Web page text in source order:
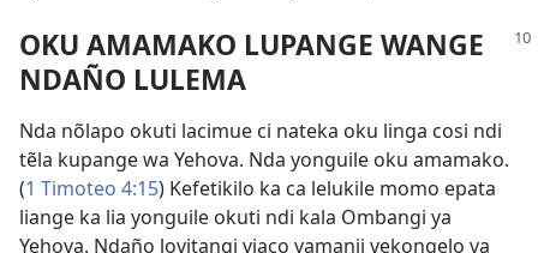
OKU AMAMAKO LUPANGE WANGE
NDAÑO LULEMA
Nda nõlapo okuti lacimue ci nateka oku linga cosi ndi
tẽla kupange wa Yehova. Nda yonguile oku amamako.
(1 Timoteo 4:15) Kefetikilo ka ca lelukile momo epata
liange ka lia yonguile okuti ndi kala Ombangi ya
Yehova. Ndaño lovitangi viaco vamanji vekongelo va